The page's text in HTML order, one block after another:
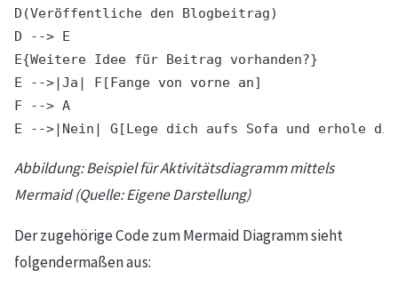
D(Veröffentliche den Blogbeitrag)
D --> E
E{Weitere Idee für Beitrag vorhanden?}
E -->|Ja| F[Fange von vorne an]
F --> A
Abbildung: Beispiel für Aktivitätsdiagramm mittels
Mermaid (Quelle: Eigene Darstellung)
Der zugehörige Code zum Mermaid Diagramm sieht
folgendermaßen aus: